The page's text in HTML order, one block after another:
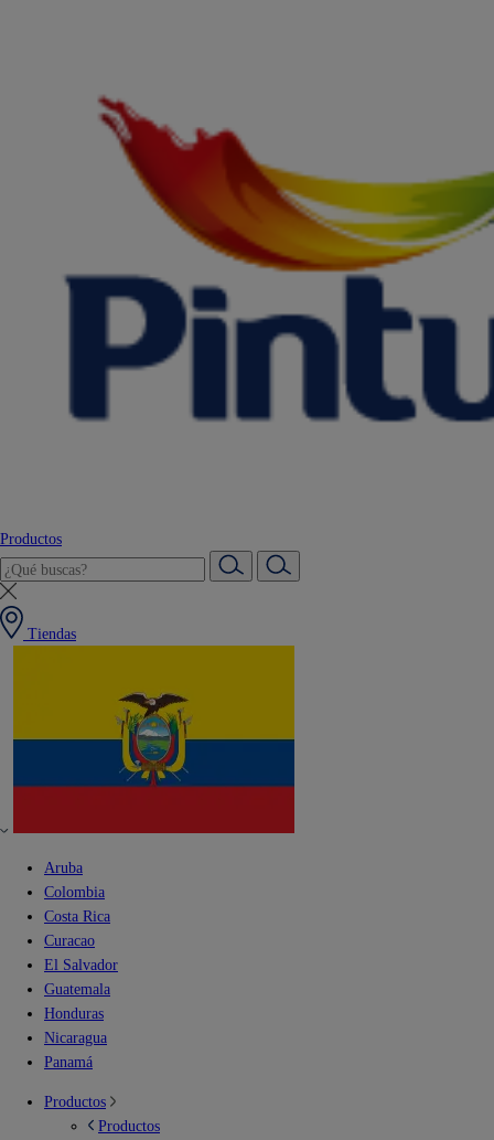
Productos
Tiendas
Aruba
Colombia
Costa Rica
Curacao
El Salvador
Guatemala
Honduras
Nicaragua
Panamá
Productos
Productos